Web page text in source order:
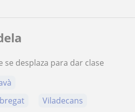
se desplaza para dar clase
Viladecans